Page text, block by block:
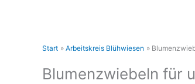
Start Arbeitskreis Blühwiesen
Blumenzwiebeln für